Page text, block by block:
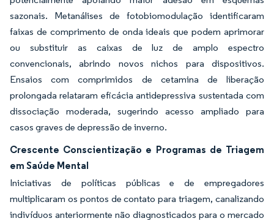
sazonais. Metanálises de fotobiomodulação identificaram
faixas de comprimento de onda ideais que podem aprimorar
ou substituir as caixas de luz de amplo espectro
convencionais, abrindo novos nichos para dispositivos.
Ensaios com comprimidos de cetamina de liberação
prolongada relataram eficácia antidepressiva sustentada com
dissociação moderada, sugerindo acesso ampliado para
casos graves de depressão de inverno.
Crescente Conscientização e Programas de Triagem
em Saúde Mental
Iniciativas de políticas públicas e de empregadores
multiplicaram os pontos de contato para triagem, canalizando
indivíduos anteriormente não diagnosticados para o mercado